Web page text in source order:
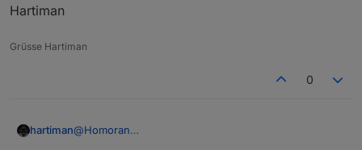
Hartiman
Grüsse Hartiman
0
hartiman@Homoran